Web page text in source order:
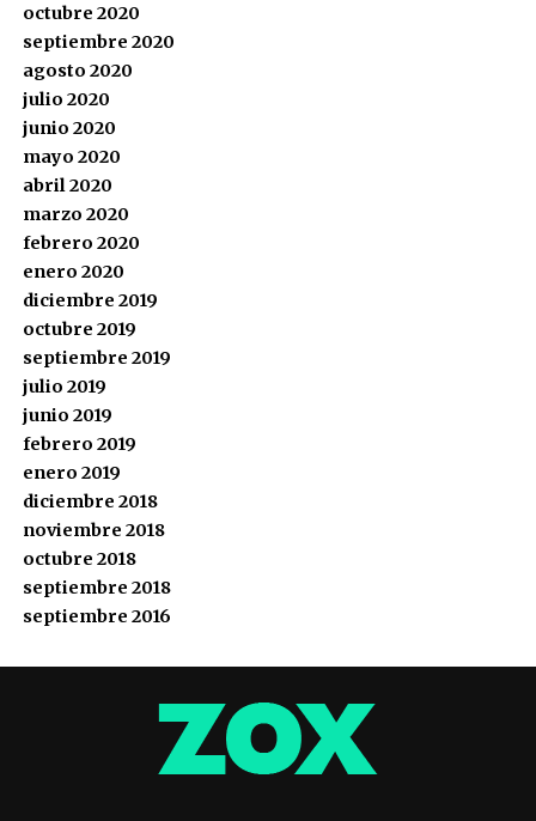
octubre 2020
septiembre 2020
agosto 2020
julio 2020
junio 2020
mayo 2020
abril 2020
marzo 2020
febrero 2020
enero 2020
diciembre 2019
octubre 2019
septiembre 2019
julio 2019
junio 2019
febrero 2019
enero 2019
diciembre 2018
noviembre 2018
octubre 2018
septiembre 2018
septiembre 2016